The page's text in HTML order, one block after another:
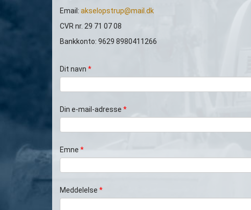
Email: akselopstrup@mail.dk
CVR nr. 29 71 07 08
Bankkonto: 9629 8980411266
Dit navn *
Din e-mail-adresse *
Emne *
Meddelelse *